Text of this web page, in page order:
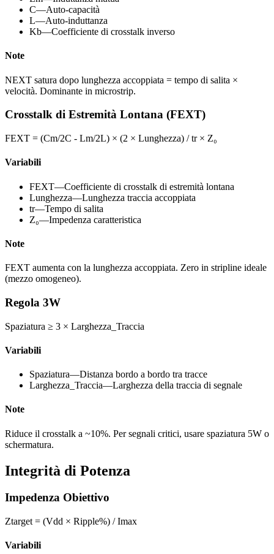
C—Auto-capacità
L—Auto-induttanza
Kb—Coefficiente di crosstalk inverso
Note
NEXT satura dopo lunghezza accoppiata = tempo di salita ×
velocità. Dominante in microstrip.
Crosstalk di Estremità Lontana (FEXT)
FEXT = (Cm/2C - Lm/2L) × (2 × Lunghezza) / tr × Z₀
Variabili
FEXT—Coefficiente di crosstalk di estremità lontana
Lunghezza—Lunghezza traccia accoppiata
tr—Tempo di salita
Z₀—Impedenza caratteristica
Note
FEXT aumenta con la lunghezza accoppiata. Zero in stripline ideale
(mezzo omogeneo).
Regola 3W
Spaziatura ≥ 3 × Larghezza_Traccia
Variabili
Spaziatura—Distanza bordo a bordo tra tracce
Larghezza_Traccia—Larghezza della traccia di segnale
Note
Riduce il crosstalk a ~10%. Per segnali critici, usare spaziatura 5W o
schermatura.
Integrità di Potenza
Impedenza Obiettivo
Ztarget = (Vdd × Ripple%) / Imax
Variabili